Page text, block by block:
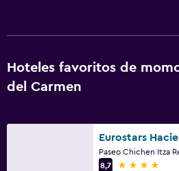
Hoteles favoritos de
del Carmen
8,7
4 estrellas